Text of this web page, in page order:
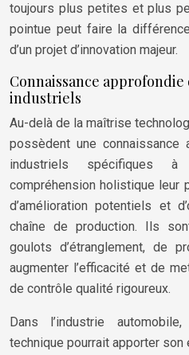
toujours plus petites et plus
pointue peut faire la
d’un projet d’innovation majeur.
Connaissance approfondie
industriels
Au-delà de la maîtrise
possèdent une
industriels spécifiques
compréhension holistique leur
d’amélioration potentiels et
chaîne de production. Ils
goulots d’étranglement, de
augmenter l’efficacité et de
de contrôle qualité rigoureux.
Dans l’industrie
technique pourrait apporter